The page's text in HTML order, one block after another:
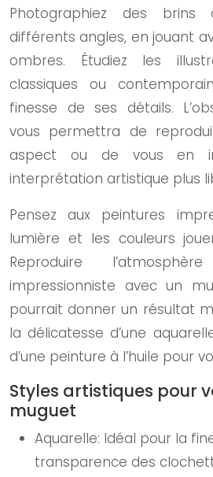
Photographiez des
différents angles, en jouant
ombres. Étudiez les
classiques ou
finesse de ses détails.
vous permettra de
aspect ou de vous en
interprétation artistique plus
Pensez aux peintures
lumière et les couleurs
Reproduire
impressionniste avec un
pourrait donner un résultat
la délicatesse d’une
d’une peinture à l’huile pour
Styles artistiques pour
muguet
Aquarelle: Idéal pour la
transparence des